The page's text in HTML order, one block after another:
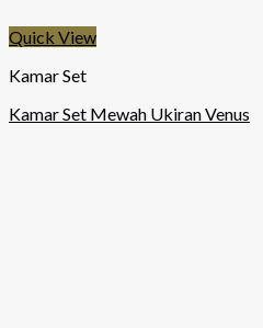
Quick View
Kamar Set
Kamar Set Mewah Ukiran Venus